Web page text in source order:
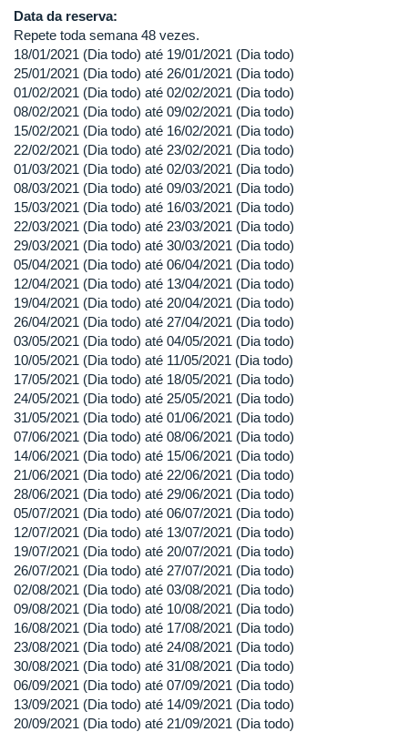
Data da reserva:
Repete toda semana 48 vezes.
18/01/2021 (Dia todo) até 19/01/2021 (Dia todo)
25/01/2021 (Dia todo) até 26/01/2021 (Dia todo)
01/02/2021 (Dia todo) até 02/02/2021 (Dia todo)
08/02/2021 (Dia todo) até 09/02/2021 (Dia todo)
15/02/2021 (Dia todo) até 16/02/2021 (Dia todo)
22/02/2021 (Dia todo) até 23/02/2021 (Dia todo)
01/03/2021 (Dia todo) até 02/03/2021 (Dia todo)
08/03/2021 (Dia todo) até 09/03/2021 (Dia todo)
15/03/2021 (Dia todo) até 16/03/2021 (Dia todo)
22/03/2021 (Dia todo) até 23/03/2021 (Dia todo)
29/03/2021 (Dia todo) até 30/03/2021 (Dia todo)
05/04/2021 (Dia todo) até 06/04/2021 (Dia todo)
12/04/2021 (Dia todo) até 13/04/2021 (Dia todo)
19/04/2021 (Dia todo) até 20/04/2021 (Dia todo)
26/04/2021 (Dia todo) até 27/04/2021 (Dia todo)
03/05/2021 (Dia todo) até 04/05/2021 (Dia todo)
10/05/2021 (Dia todo) até 11/05/2021 (Dia todo)
17/05/2021 (Dia todo) até 18/05/2021 (Dia todo)
24/05/2021 (Dia todo) até 25/05/2021 (Dia todo)
31/05/2021 (Dia todo) até 01/06/2021 (Dia todo)
07/06/2021 (Dia todo) até 08/06/2021 (Dia todo)
14/06/2021 (Dia todo) até 15/06/2021 (Dia todo)
21/06/2021 (Dia todo) até 22/06/2021 (Dia todo)
28/06/2021 (Dia todo) até 29/06/2021 (Dia todo)
05/07/2021 (Dia todo) até 06/07/2021 (Dia todo)
12/07/2021 (Dia todo) até 13/07/2021 (Dia todo)
19/07/2021 (Dia todo) até 20/07/2021 (Dia todo)
26/07/2021 (Dia todo) até 27/07/2021 (Dia todo)
02/08/2021 (Dia todo) até 03/08/2021 (Dia todo)
09/08/2021 (Dia todo) até 10/08/2021 (Dia todo)
16/08/2021 (Dia todo) até 17/08/2021 (Dia todo)
23/08/2021 (Dia todo) até 24/08/2021 (Dia todo)
30/08/2021 (Dia todo) até 31/08/2021 (Dia todo)
06/09/2021 (Dia todo) até 07/09/2021 (Dia todo)
13/09/2021 (Dia todo) até 14/09/2021 (Dia todo)
20/09/2021 (Dia todo) até 21/09/2021 (Dia todo)